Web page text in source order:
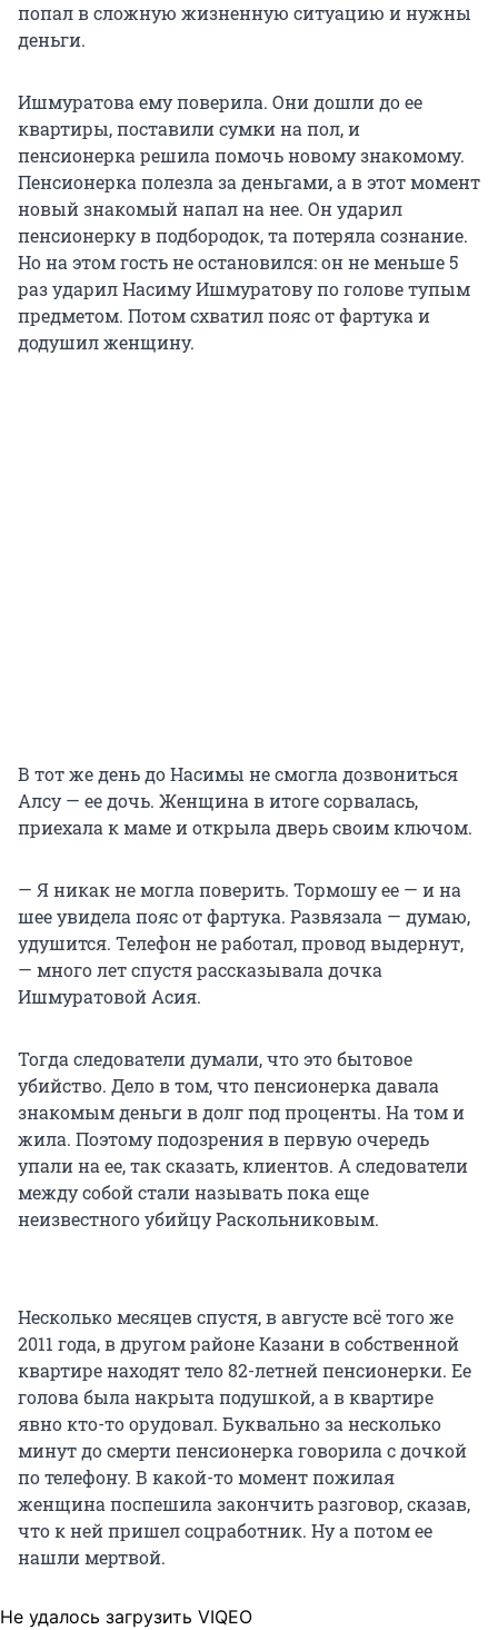
попал в сложную жизненную ситуацию и нужны
деньги.
Ишмуратова ему поверила. Они дошли до ее
квартиры, поставили сумки на пол, и
пенсионерка решила помочь новому знакомому.
Пенсионерка полезла за деньгами, а в этот момент
новый знакомый напал на нее. Он ударил
пенсионерку в подбородок, та потеряла сознание.
Но на этом гость не остановился: он не меньше 5
раз ударил Насиму Ишмуратову по голове тупым
предметом. Потом схватил пояс от фартука и
додушил женщину.
В тот же день до Насимы не смогла дозвониться
Алсу — ее дочь. Женщина в итоге сорвалась,
приехала к маме и открыла дверь своим ключом.
— Я никак не могла поверить. Тормошу ее — и на
шее увидела пояс от фартука. Развязала — думаю,
удушится. Телефон не работал, провод выдернут,
— много лет спустя рассказывала дочка
Ишмуратовой Асия.
Тогда следователи думали, что это бытовое
убийство. Дело в том, что пенсионерка давала
знакомым деньги в долг под проценты. На том и
жила. Поэтому подозрения в первую очередь
упали на ее, так сказать, клиентов. А следователи
между собой стали называть пока еще
неизвестного убийцу Раскольниковым.
Несколько месяцев спустя, в августе всё того же
2011 года, в другом районе Казани в собственной
квартире находят тело 82-летней пенсионерки. Ее
голова была накрыта подушкой, а в квартире
явно кто-то орудовал. Буквально за несколько
минут до смерти пенсионерка говорила с дочкой
по телефону. В какой-то момент пожилая
женщина поспешила закончить разговор, сказав,
что к ней пришел соцработник. Ну а потом ее
нашли мертвой.
Не удалось загрузить VIQEO